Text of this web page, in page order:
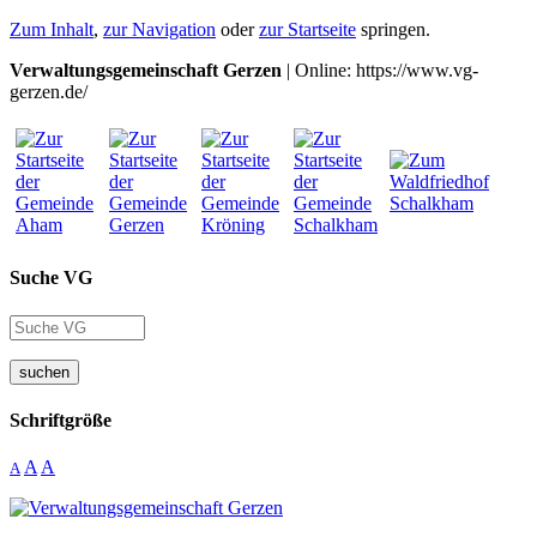
Zum Inhalt, zur Navigation oderzur Startseite springen.
Verwaltungsgemeinschaft Gerzen | Online: https://www.vg-
gerzen.de/
Suche VG
suchen
Schriftgröße
A A A